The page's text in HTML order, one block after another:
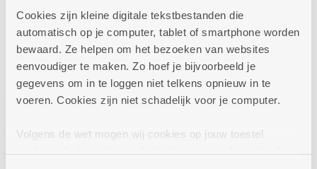
Cookies zijn kleine digitale tekstbestanden die
automatisch op je computer, tablet of smartphone worden
bewaard. Ze helpen om het bezoeken van websites
eenvoudiger te maken. Zo hoef je bijvoorbeeld je
gegevens om in te loggen niet telkens opnieuw in te
voeren. Cookies zijn niet schadelijk voor je computer.
Volgens de wet mogen wij cookies op jouw toestel
Een premie of andere
financiële steun?
Voor jouw verplaatsingen met de auto, een bus,